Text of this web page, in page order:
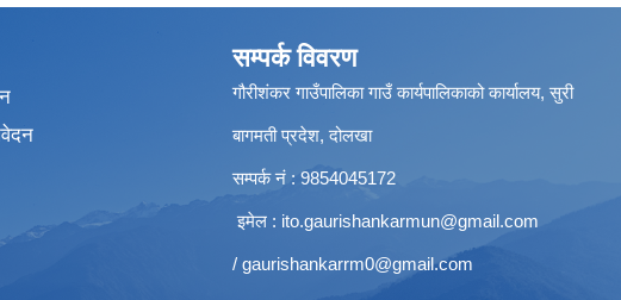
सम्पर्क विवरण
गौरीशंकर गाउँपालिका गाउँ कार्यपालिकाको कार्यालय, सुरी
बागमती प्रदेश, दोलखा
सम्पर्क नं : 9854045172
इमेल : ito.gaurishankarmun@gmail.com
/ gaurishankarrm0@gmail.com